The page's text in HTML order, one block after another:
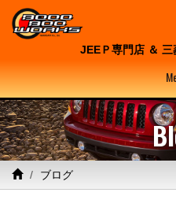
JEEＰ専門店 ＆
ブログ